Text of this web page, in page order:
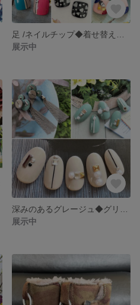
展示中
展示中